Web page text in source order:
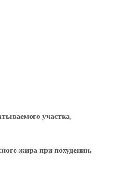
участка,
жира при похудении.